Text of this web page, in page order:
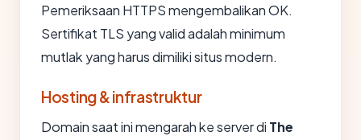
Pemeriksaan HTTPS mengembalikan OK.
Sertifikat TLS yang valid adalah minimum
mutlak yang harus dimiliki situs modern.
Hosting & infrastruktur
Domain saat ini mengarah ke server di The